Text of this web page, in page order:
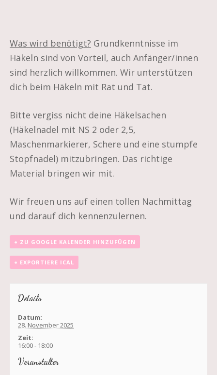
Was wird benötigt? Grundkenntnisse im
Häkeln sind von Vorteil, auch Anfänger/innen
sind herzlich willkommen. Wir unterstützen
dich beim Häkeln mit Rat und Tat.
Bitte vergiss nicht deine Häkelsachen
(Häkelnadel mit NS 2 oder 2,5,
Maschenmarkierer, Schere und eine stumpfe
Stopfnadel) mitzubringen. Das richtige
Material bringen wir mit.
Wir freuen uns auf einen tollen Nachmittag
und darauf dich kennenzulernen.
+ ZU GOOGLE KALENDER HINZUFÜGEN
+ EXPORTIERE ICAL
Details
Datum:
28. November 2025
Zeit:
16:00 - 18:00
Veranstalter